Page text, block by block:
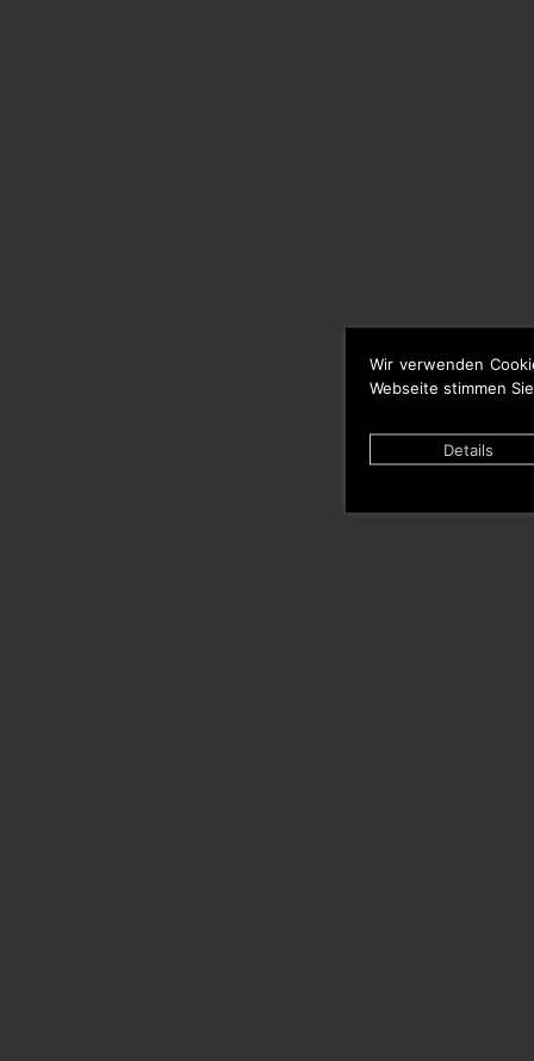
Wir verwenden
Webseite stimmen
Details